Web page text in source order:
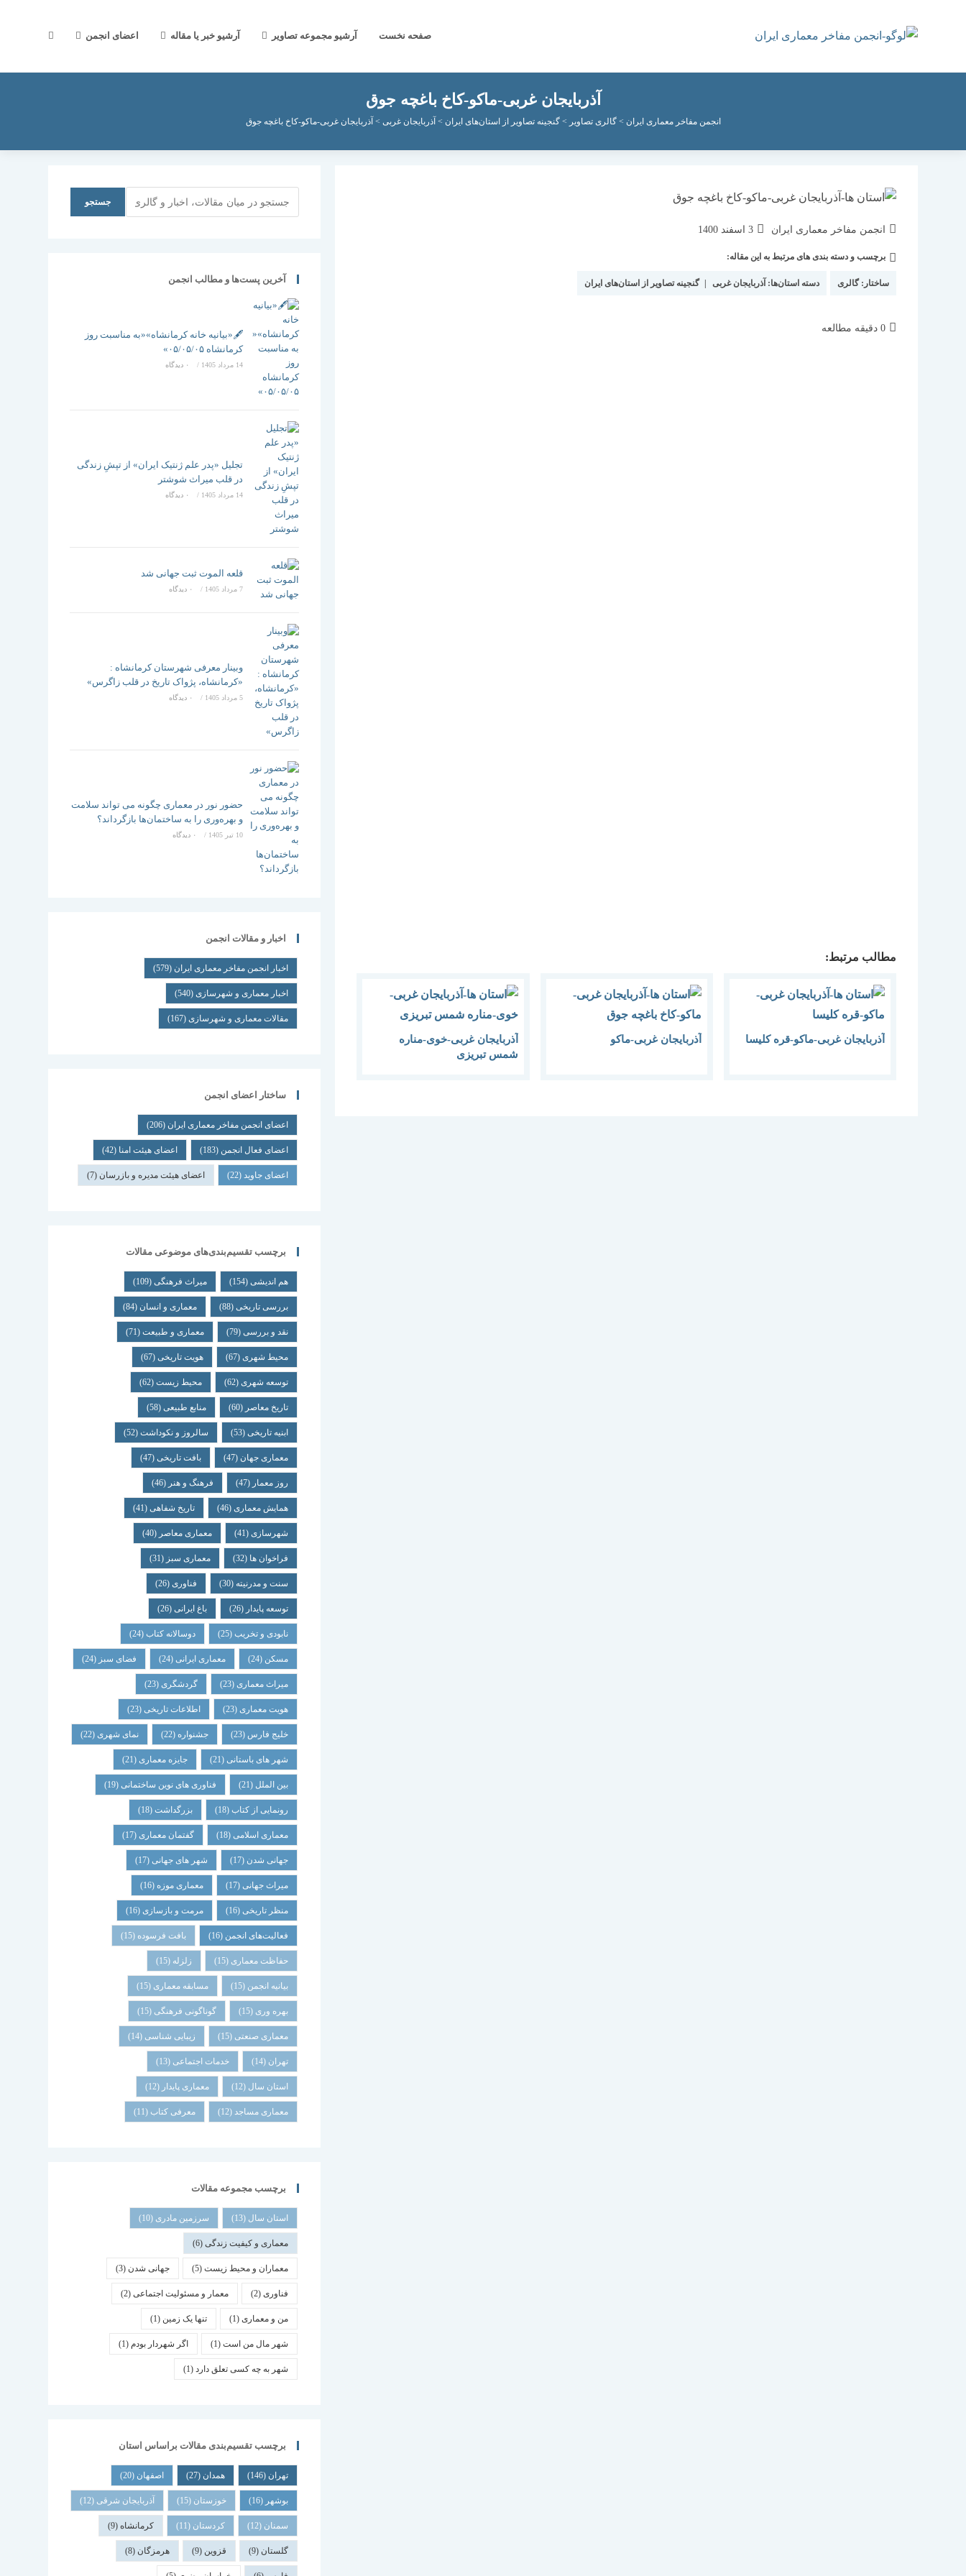
صفحه نخست آرشیو مجموعه تصاویر آرشیو خبر یا مقاله اعضای انجمن جستجوی
آذربایجان غربی-ماکو-کاخ باغچه جوق
انجمن مفاخر معماری ایران >گالری تصاویر >گنجینه تصاویر از استان‌های ایران > آذربایجان غربی > آذربایجان غربی-ماکو-کاخ باغچه جوق
نویسندهٔ
انجمن مفاخر معماری ایران
نوشته
شده
3 اسفند 1400
دسته‌برچسب و دسته بندی های مرتبط به این مقاله:
ساختار:گالری دسته استان‌ها: آذربایجان غربی گنجینه تصاویر از استان‌های ایران
زمان
0 دقیقه مطالعه
مطالب مرتبط:
آذربایجان غربی-ماکو-قره کلیسا آذربایجان غربی-ماکو
آذربایجان غربی-خوی-مناره
شمس تبریزی
جستجو
آخرین پست‌ها و مطالب انجمن
🖋️«بیانیه خانه کرمانشاه»«به مناسبت روز
کرمانشاه ۰۵/۰۵/۰۵»
14 مرداد 1405 / ۰ دیدگاه
تجلیل «پدر علم ژنتیک ایران» از تپشِ زندگی
در قلب میراث شوشتر
14 مرداد 1405 / ۰ دیدگاه
قلعه الموت ثبت جهانی شد
7 مرداد 1405 / ۰ دیدگاه
وبینار معرفی شهرستان کرمانشاه :
«کرمانشاه، پژواک تاریخ در قلب زاگرس»
5 مرداد 1405 / ۰ دیدگاه
حضور نور در معماری چگونه می تواند سلامت
و بهره‌وری را به ساختمان‌ها بازگرداند؟
10 تیر 1405 / ۰ دیدگاه
اخبار و مقالات انجمن
اخبار انجمن مفاخر معماری ایران (579)
اخبار معماری و شهرسازی(540)
مقالات معماری و شهرسازی(167)
ساختار اعضای انجمن
اعضای انجمن مفاخر معماری ایران (206)
اعضای فعال انجمن (183) اعضای هیئت امنا (42)
اعضای جاوید(22) اعضای هیئت مدیره و بازرسان (7)
برچسب تقسیم‌بندی‌های موضوعی مقالات
هم اندیشی(154) میراث فرهنگی(109)
بررسی تاریخی(88) معماری و انسان (84)
نقد و بررسی(79) معماری و طبیعت(71)
محیط شهری(67) هویت تاریخی(67)
توسعه شهری(62) محیط زیست(62)
تاریخ معاصر (60) منابع طبیعی(58)
ابنیه تاریخی(53) سالروز و نکوداشت(52)
معماری جهان (47) بافت تاریخی(47)
روز معمار (47) فرهنگ و هنر (46)
همایش معماری(46) تاریخ شفاهی(41)
شهرسازی(41) معماری معاصر (40)
فراخوان ها (32) معماری سبز (31)
سنت و مدرنیته (30) فناوری(26)
توسعه پایدار (26) باغ ایرانی(26)
نابودی و تخریب(25) دوسالانه کتاب(24)
مسکن (24) معماری ایرانی(24) فضای سبز (24)
میراث معماری(23) گردشگری(23)
هویت معماری(23) اطلاعات تاریخی(23)
خلیج فارس (23) جشنواره (22) نمای شهری(22)
شهر های باستانی(21) جایزه معماری(21)
بین الملل (21) فناوری های نوین ساختمانی(19)
رونمایی از کتاب(18) بزرگداشت(18)
معماری اسلامی(18) گفتمان معماری(17)
جهانی شدن (17) شهر های جهانی(17)
میراث جهانی(17) معماری موزه (16)
منظر تاریخی(16) مرمت و بازسازی(16)
فعالیت‌های انجمن (16) بافت فرسوده (15)
حفاظت معماری (15) زلزله (15)
بیانیه انجمن (15) مسابقه معماری (15)
بهره وری (15) گوناگونی فرهنگی (15)
معماری صنعتی (15) زیبایی شناسی (14)
تهران (14) خدمات اجتماعی (13)
استان سال (12) معماری پایدار (12)
معماری مساجد(12) معرفی کتاب (11)
برچسب مجموعه مقالات
استان سال (13) سرزمین مادری (10)
معماری و کیفیت زندگی(6)
معماران و محیط زیست(5) جهانی شدن (3)
فناوری(2) معمار و مسئولیت اجتماعی(2)
من و معماری(1) تنها یک زمین (1)
شهر مال من است(1) اگر شهردار بودم (1)
شهر به چه کسی تعلق دارد(1)
برچسب تقسیم‌بندی مقالات براساس استان
تهران (146) همدان (27) اصفهان (20)
بوشهر (16) خوزستان (15) آذربایجان شرقی (12)
سمنان (12) کردستان (11) کرمانشاه(9)
گلستان (9) قزوین (9) هرمزگان (8)